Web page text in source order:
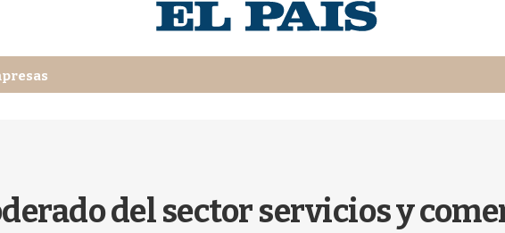
del sector servicios y